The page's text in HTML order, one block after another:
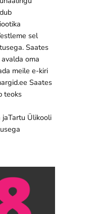
sel
Saates
oma
meile e-kiri
Saates
teoks
jaTartu Ülikooli